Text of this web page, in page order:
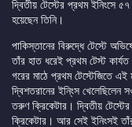
দ্বিতীয় টেস্টের প্রথম ইনিংসে
হয়েছেন তিনি।
পাকিস্তানের বিরুদ্ধে টেস্টে
তাঁর হাত ধরেই প্রথম টেস্ট
গরের মাঠে প্রথম টেস্টেজিতে এই
দ্বিশতরানের ইনি্ংস খেলেছিলেন
তরুণ ক্রিকেটার। দ্বিতীয়
ক্রিকেটার। আর সেই ইনিংসই